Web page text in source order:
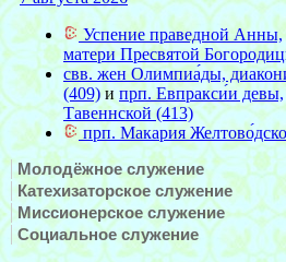
Молодёжное служение
Катехизаторское служение
Миссионерское служение
Социальное служение